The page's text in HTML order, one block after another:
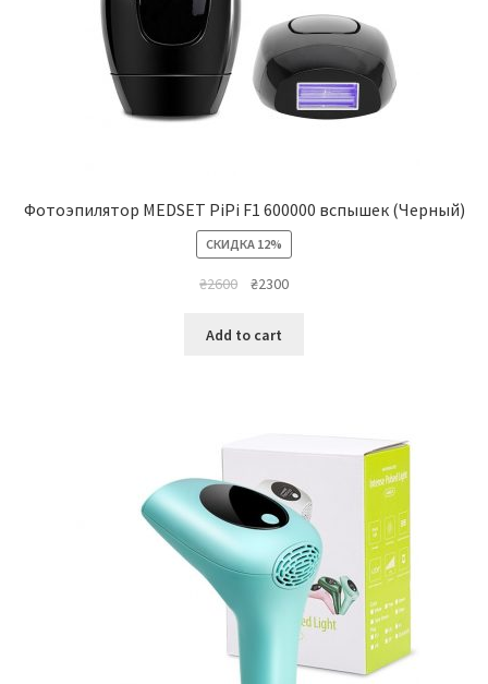
Фотоэпилятор MEDSET PiPi F1 600000 вспышек (Черный)
СКИДКА 12%
₴2600 ₴2300
Add to cart